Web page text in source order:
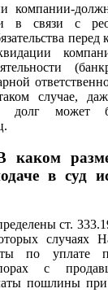
компании-
в связи с
случае,
долг может
в суд
ст.
случаях
по уплате
с
пошлины